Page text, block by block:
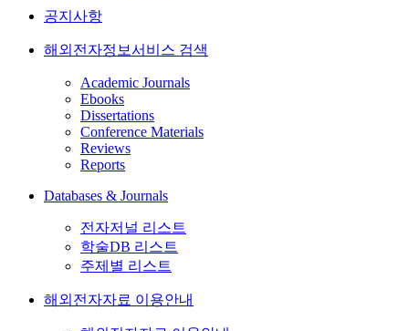
공지사항
해외전자정보서비스 검색
Academic Journals
Ebooks
Dissertations
Conference Materials
Reviews
Reports
Databases & Journals
전자저널 리스트
학술DB 리스트
주제별 리스트
해외전자자료 이용안내